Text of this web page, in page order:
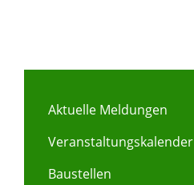
Aktuelle Meldungen
Veranstaltungskalender
Baustellen